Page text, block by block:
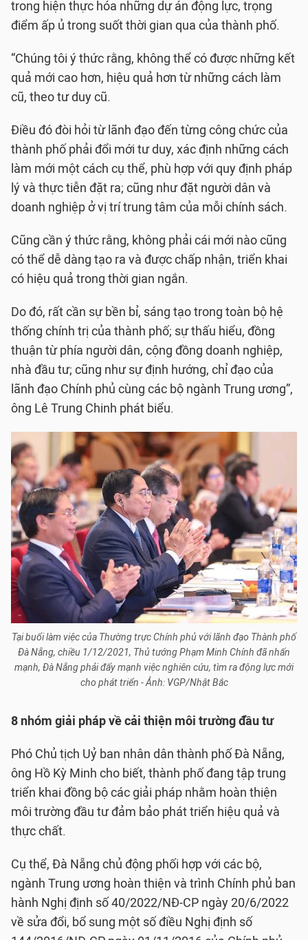
trong hiện thực hóa những dự án động lực, trọng
điểm ấp ủ trong suốt thời gian qua của thành phố.
“Chúng tôi ý thức rằng, không thể có được những kết
quả mới cao hơn, hiệu quả hơn từ những cách làm
cũ, theo tư duy cũ.
Điều đó đòi hỏi từ lãnh đạo đến từng công chức của
thành phố phải đổi mới tư duy, xác định những cách
làm mới một cách cụ thể, phù hợp với quy định pháp
lý và thực tiễn đặt ra; cũng như đặt người dân và
doanh nghiệp ở vị trí trung tâm của mỗi chính sách.
Cũng cần ý thức rằng, không phải cái mới nào cũng
có thể dễ dàng tạo ra và được chấp nhận, triển khai
có hiệu quả trong thời gian ngắn.
Do đó, rất cần sự bền bỉ, sáng tạo trong toàn bộ hệ
thống chính trị của thành phố; sự thấu hiểu, đồng
thuận từ phía người dân, cộng đồng doanh nghiệp,
nhà đầu tư; cũng như sự định hướng, chỉ đạo của
lãnh đạo Chính phủ cùng các bộ ngành Trung ương”,
ông Lê Trung Chinh phát biểu.
Tại buổi làm việc của Thường trực Chính phủ với lãnh đạo Thành phố
Đà Nẵng, chiều 1/12/2021, Thủ tướng Phạm Minh Chính đã nhấn
mạnh, Đà Nẵng phải đẩy mạnh việc nghiên cứu, tìm ra động lực mới
cho phát triển - Ảnh: VGP/Nhật Bắc
8 nhóm giải pháp về cải thiện môi trường đầu tư
Phó Chủ tịch Uỷ ban nhân dân thành phố Đà Nẵng,
ông Hồ Kỳ Minh cho biết, thành phố đang tập trung
triển khai đồng bộ các giải pháp nhằm hoàn thiện
môi trường đầu tư đảm bảo phát triển hiệu quả và
thực chất.
Cụ thể, Đà Nẵng chủ động phối hợp với các bộ,
ngành Trung ương hoàn thiện và trình Chính phủ ban
hành Nghị định số 40/2022/NĐ-CP ngày 20/6/2022
về sửa đổi, bổ sung một số điều Nghị định số